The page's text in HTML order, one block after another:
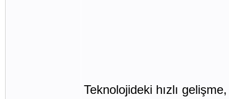
Teknolojideki hızlı